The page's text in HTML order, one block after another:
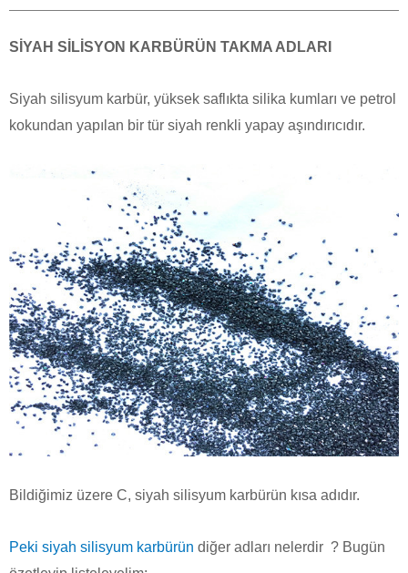
SİYAH SİLİSYON KARBÜRÜN TAKMA ADLARI
Siyah silisyum karbür, yüksek saflıkta silika kumları ve petrol
kokundan yapılan bir tür siyah renkli yapay aşındırıcıdır.
Bildiğimiz üzere C, siyah silisyum karbürün kısa adıdır.
Peki siyah silisyum karbürün diğer adları nelerdir ? Bugün